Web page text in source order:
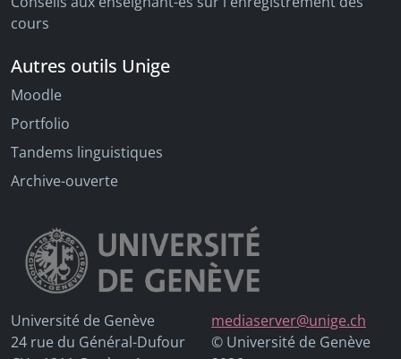
cours
Autres outils Unige
Moodle
Portfolio
Tandems linguistiques
Archive-ouverte
Université de Genève
24 rue du Général-Dufour
mediaserver@unige.ch
© Université de Genève